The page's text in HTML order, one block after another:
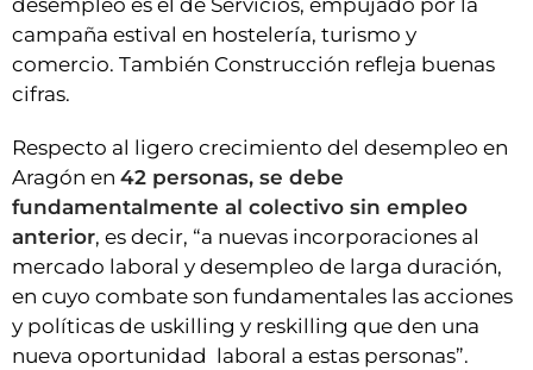
desempleo es el de Servicios, empujado por la
campaña estival en hostelería, turismo y
comercio. También Construcción refleja buenas
cifras.
Respecto al ligero crecimiento del desempleo en
Aragón en 42 personas, se debe
fundamentalmente al colectivo sin empleo
anterior, es decir, “a nuevas incorporaciones al
mercado laboral y desempleo de larga duración,
en cuyo combate son fundamentales las acciones
y políticas de uskilling y reskilling que den una
nueva oportunidad laboral a estas personas”.